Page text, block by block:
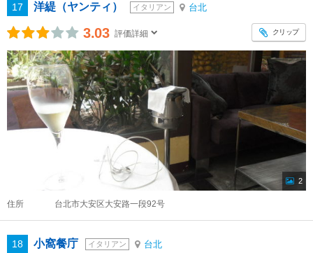
17 洋緹（ヤンティ） イタリアン 台北
3.03 評価詳細 クリップ
2
住所 台北市大安区大安路一段92号
18 小窩餐庁 イタリアン 台北